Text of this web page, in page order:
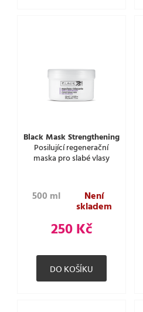
Black Mask Strengthening
Posilující regenerační
maska pro slabé vlasy
500 ml Není
skladem
250 Kč